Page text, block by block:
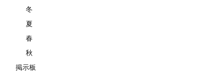
冬
夏
春
秋
掲示板